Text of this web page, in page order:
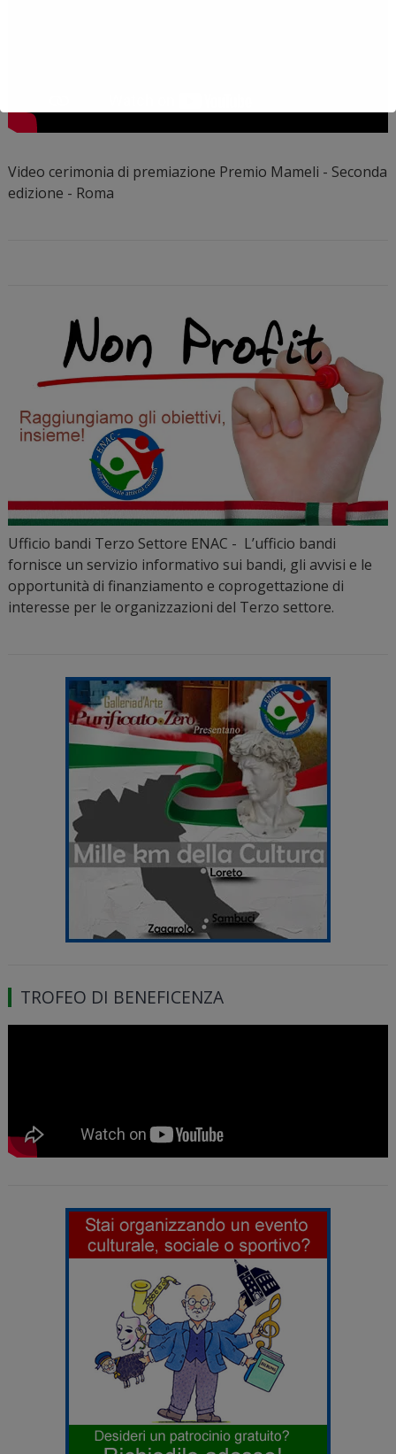
Video cerimonia di premiazione Premio Mameli - Seconda
edizione - Roma
Ufficio bandi Terzo Settore ENAC - L’ufficio bandi
fornisce un servizio informativo sui bandi, gli avvisi e le
opportunità di finanziamento e coprogettazione di
interesse per le organizzazioni del Terzo settore.
TROFEO DI BENEFICENZA